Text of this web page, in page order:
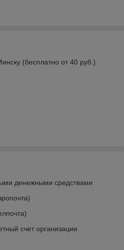
(бесплатно от 40 руб.)
денежными средствами
счет организации